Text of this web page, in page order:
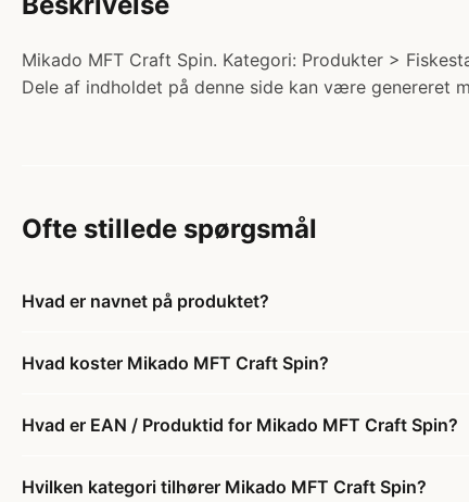
Mikado MFT Craft Spin. Kategori: Produkter >
Dele af indholdet på denne side kan være genereret
Ofte stillede spørgsmål
Hvad er navnet på produktet?
Hvad koster Mikado MFT Craft Spin?
Hvad er EAN / Produktid for Mikado MFT Craft Spin?
Hvilken kategori tilhører Mikado MFT Craft Spin?